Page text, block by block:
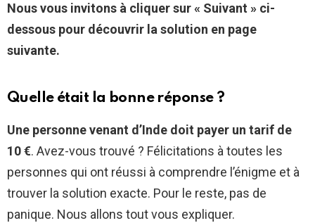
Nous vous invitons à cliquer sur « Suivant » ci-
dessous pour découvrir la solution en page
suivante.
Quelle était la bonne réponse ?
Une personne venant d’Inde doit payer un tarif de
10 €. Avez-vous trouvé ? Félicitations à toutes les
personnes qui ont réussi à comprendre l’énigme et à
trouver la solution exacte. Pour le reste, pas de
panique. Nous allons tout vous expliquer.